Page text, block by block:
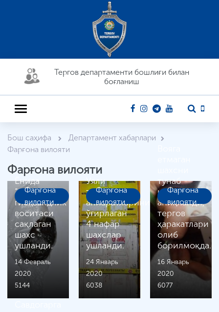
Тергов департaменти бошлиғи билан
боғланиш
Бош саҳифа
Департамент хабарлари
Фарғона вилояти
Фарғона вилояти
Фарғона
вилояти
Ёнида
“гашиш”
гиёҳвандлик
воситаси
сақлаган
шахс
ушланди.
14 Февраль
2020
5144
Фарғона
вилояти
Уяли
телефон
аппаратларини
ўғирлаган
4 нафар
шахслар
ушланди.
24 Январь
2020
6038
Фарғона
вилояти
тунаб
кетганлар
аниқланди,
тергов
ҳаракатлари
олиб
борилмоқда.
16 Январь
2020
6077